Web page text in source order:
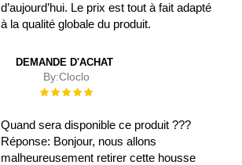
d’aujourd’hui. Le prix est tout à fait adapté
à la qualité globale du produit.
DEMANDE D'ACHAT
By:Cloclo
Évaluation :
Quand sera disponible ce produit ???
Réponse: Bonjour, nous allons
malheureusement retirer cette housse